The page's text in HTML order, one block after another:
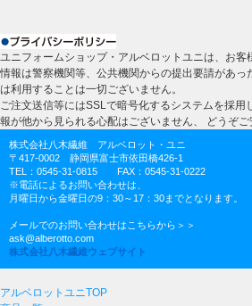
ユニフォームショップ・アルベロットユニは、お客
情報は警察機関等、公共機関からの提出要請があっ
は利用することは一切ございません。
ご注文送信等にはSSLで暗号化するシステムを採用
報が他から見られる心配はございません、 どうぞご
株式会社八木繊維 アルベロット・ユニ
〒417-0002 静岡県富士市依田橋426-1
TEL：0545-31-0815 FAX：0545-31-0222
※電話によるお問い合わせは、
月曜日から金曜日の9：30～17：30までとなります。
メールでのお問い合わせはこちらから＞＞
ask@alberotto.com
株式会社八木繊維ウェブサイト
アルベロットユニTOP